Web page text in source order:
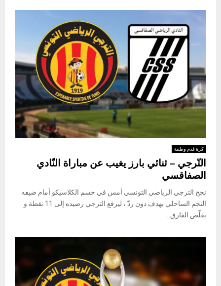
كرة قدم وطنية
التّرجي – ثنائي بارز يغيب عن مباراة النّادي
الصفاقسي
نجح الترجي الرياضي التونسي أمس في حسم الكلاسيكو أمام ضيفه
النجم الساحلي بهدف دون ردّ ، ليرفع الترجي رصيده إلى 11 نقطة و
يقلّص الفارق...